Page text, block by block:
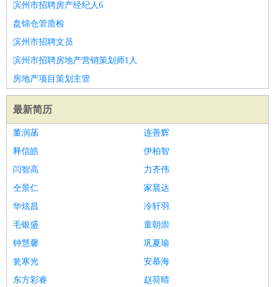
滨州市招聘房产经纪人6
盘锦仓管质检
滨州市招聘文员
滨州市招聘房地产营销策划师1人
房地产项目策划主管
最新简历
董润菡
连善辉
释信皓
伊柏智
闫智高
力齐伟
仝景仁
家晨达
华炫昌
冷轩羽
毛银盛
童朝崇
钟慧馨
巩夏瑜
瓮寒光
安慕海
东方彩睿
赵荷晴